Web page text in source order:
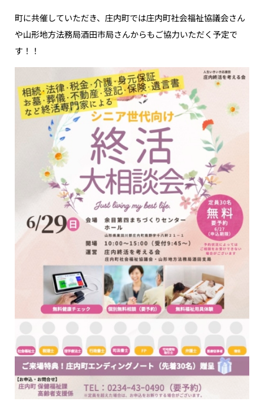
町に共催していただき、庄内町では庄内町社会福祉協議会さん
や山形地方法務局酒田市局さんからもご協力いただく予定で
す！！